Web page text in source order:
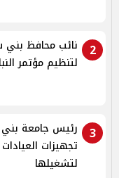
2
نائب محافظ
لتنظيم مؤتمر
3
رئيس جامعة بني
تجهيزات
لتشغيلها